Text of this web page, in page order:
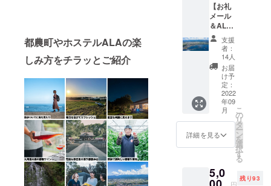
都農町やホステルALAの楽
しみ方をチラッとご紹介
【お礼
メール
＆ALA
ポスト
カート
提供】
ホステ
ルALA
スタッ
フか
ら、お
礼と
ALAの
日々を
綴った
メール
せて頂
きま
支援
者：
14人
お届
け予
定：
2022
年09
月
詳細を見る
こ
の
リ
タ
ー
ン
を
選
択
す
る
5,0 残り93